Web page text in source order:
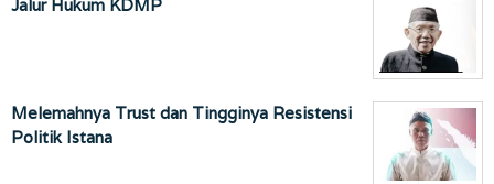
Jalur Hukum KDMP
Melemahnya Trust dan Tingginya Resistensi
Politik Istana